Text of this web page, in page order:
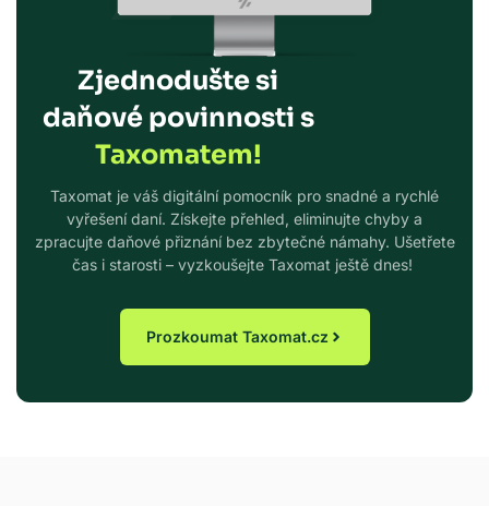
Zjednodušte si
daňové povinnosti s
Taxomatem!
Taxomat je váš digitální pomocník pro snadné a rychlé
vyřešení daní. Získejte přehled, eliminujte chyby a
zpracujte daňové přiznání bez zbytečné námahy. Ušetřete
čas i starosti – vyzkoušejte Taxomat ještě dnes!
Prozkoumat Taxomat.cz